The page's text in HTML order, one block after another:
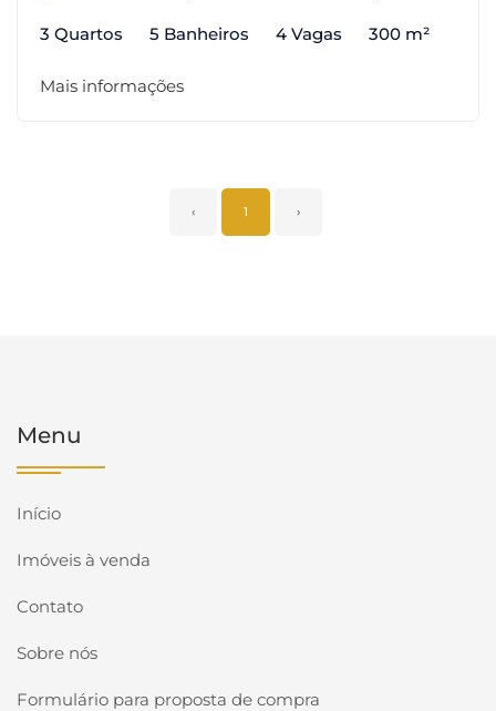
3 Quartos 5 Banheiros 4 Vagas 300 m²
Mais informações
‹ 1 ›
Menu
Início
Imóveis à venda
Contato
Sobre nós
Formulário para proposta de compra